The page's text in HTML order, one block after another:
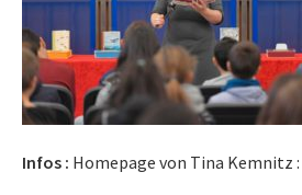
Infos : Homepage von Tina Kemnitz :